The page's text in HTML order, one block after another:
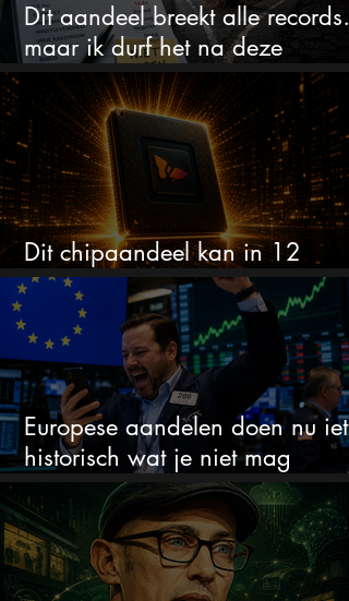
Dit aandeel breekt alle
maar ik durf het na deze
koersstijging niet te kopen
Dit chipaandeel kan in 12
maanden verdubbelen
Europese aandelen doen nu iets
historisch wat je niet mag
negeren